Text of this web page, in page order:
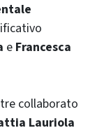
e Francesca
collaborato
Lauriola